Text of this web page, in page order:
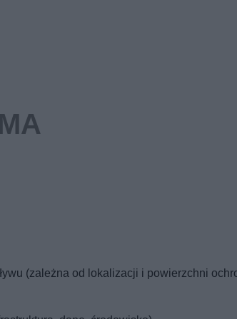
(zależna od lokalizacji i powierzchni